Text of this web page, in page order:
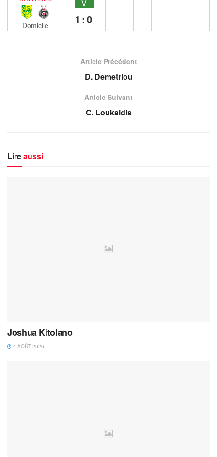
Domicile
V
1:0
Article Précédent
D. Demetriou
Article Suivant
C. Loukaidis
Lireaussi
Joshua Kitolano
4 AOÛT 2026